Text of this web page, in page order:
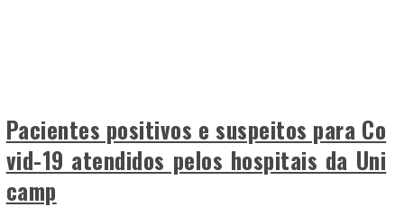
Pacientes positivos e suspeitos para Co
vid-19 atendidos pelos hospitais da Uni
camp